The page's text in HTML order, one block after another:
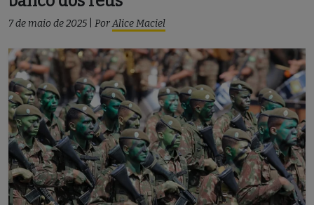
7 de maio de 2025 PorAlice Maciel